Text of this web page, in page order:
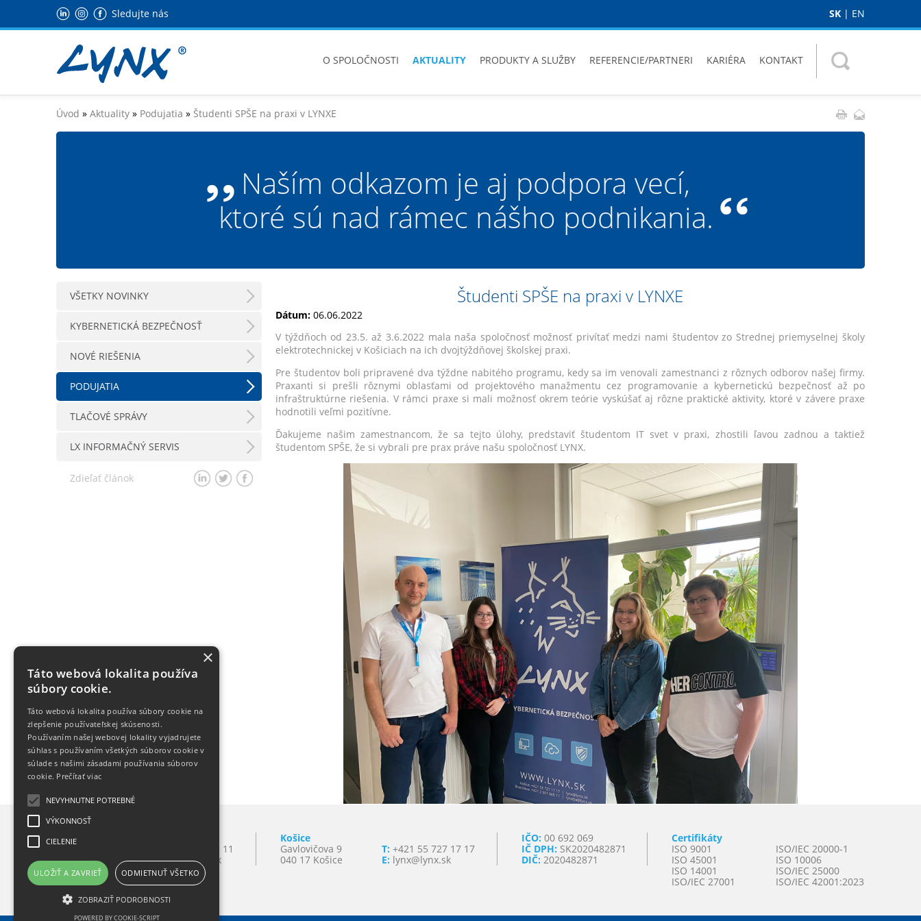
Sledujte nás SK | EN
O SPOLOČNOSTI AKTUALITY PRODUKTY A SLUŽBY REFERENCIE/PARTNERI KARIÉRA KONTAKT
Úvod » Aktuality » Podujatia » Študenti SPŠE na praxi v LYNXE
Naším odkazom je aj podpora vecí,
ktoré sú nad rámec nášho podnikania.
Študenti SPŠE na praxi v LYNXE
Dátum: 06.06.2022
V týždňoch od 23.5. až 3.6.2022 mala naša spoločnosť možnosť privítať medzi nami študentov zo Strednej priemyselnej školy
elektrotechnickej v Košiciach na ich dvojtýždňovej školskej praxi.
Pre študentov boli pripravené dva týždne nabitého programu, kedy sa im venovali zamestnanci z rôznych odborov našej firmy.
Praxanti si prešli rôznymi oblasťami od projektového manažmentu cez programovanie a kybernetickú bezpečnosť až po
infraštruktúrne riešenia. V rámci praxe si mali možnosť okrem teórie vyskúšať aj rôzne praktické aktivity, ktoré v závere praxe
hodnotili veľmi pozitívne.
Ďakujeme našim zamestnancom, že sa tejto úlohy, predstaviť študentom IT svet v praxi, zhostili ľavou zadnou a taktiež
študentom SPŠE, že si vybrali pre prax práve našu spoločnosť LYNX.
VŠETKY NOVINKY
KYBERNETICKÁ BEZPEČNOSŤ
NOVÉ RIEŠENIA
PODUJATIA
TLAČOVÉ SPRÁVY
LX INFORMAČNÝ SERVIS
Zdieľať článok
Bratislava
821 09 Bratislava
+421 2 501 065 11
E: lynxba@lynx.sk
Košice
Gavlovičova 9
040 17 Košice
T: +421 55 727 17 17
E: lynx@lynx.sk
IČO: 00 692 069
IČ DPH: SK2020482871
DIČ: 2020482871
Certifikáty
ISO 9001
ISO 45001
ISO 14001
ISO/IEC 27001
ISO/IEC 20000-1
ISO 10006
ISO/IEC 25000
ISO/IEC 42001:2023
×
Táto webová lokalita používa
súbory cookie.
Táto webová lokalita používa súbory cookie na
zlepšenie používateľskej skúsenosti.
Používaním našej webovej lokality vyjadrujete
súhlas s používaním všetkých súborov cookie v
súlade s našimi zásadami používania súborov
cookie. Prečítať viac
NEVYHNUTNE POTREBNÉ
VÝKONNOSŤ
CIELENIE
ULOŽIŤ A ZAVRIEŤ ODMIETNUŤ VŠETKO
ZOBRAZIŤ PODROBNOSTI
POWERED BY COOKIE-SCRIPT